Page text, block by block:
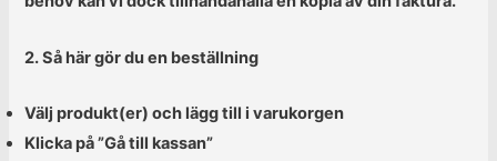
2. Så här gör du en beställning
Välj produkt(er) och lägg till i varukorgen
Klicka på ”Gå till kassan”